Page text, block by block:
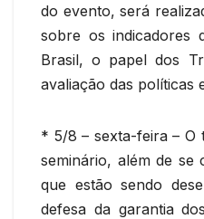
do evento, será
sobre os indicadores
Brasil, o papel dos
avaliação das políticas
* 5/8 – sexta-feira – O
seminário, além de se
que estão sendo
defesa da garantia